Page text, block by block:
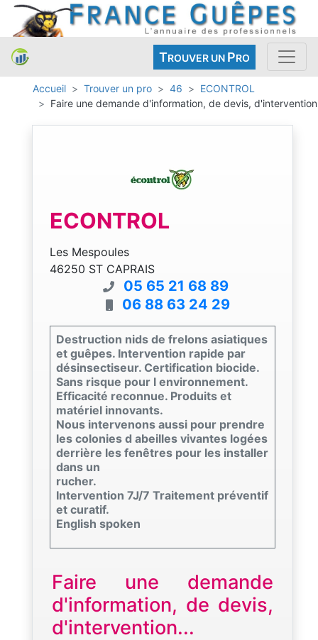
TROUVER UN PRO
Accueil Trouver un pro 46
ECONTROL
Faire une demande d'information, de devis, d'intervention
ECONTROL
Les Mespoules
46250 ST CAPRAIS
05 65 21 68 89
06 88 63 24 29
Destruction nids de frelons asiatiques
et guêpes. Intervention rapide par
désinsectiseur. Certification biocide.
Sans risque pour l environnement.
Efficacité reconnue. Produits et
matériel innovants.
Nous intervenons aussi pour prendre
les colonies d abeilles vivantes logées
derrière les fenêtres pour les installer
dans un
rucher.
Intervention 7J/7 Traitement préventif
et curatif.
English spoken
Faire une demande
d'information, de devis,
d'intervention...